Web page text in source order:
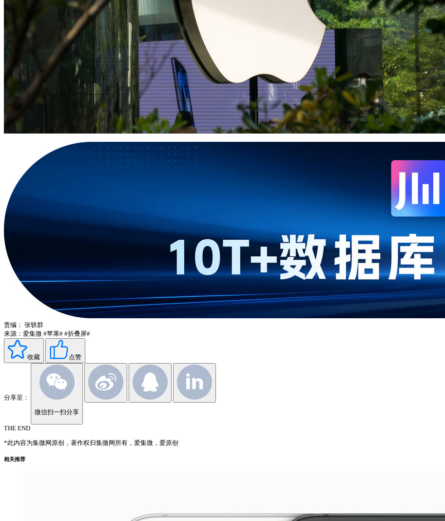
责编： 张轶群
来源：爱集微 #苹果# #折叠屏#
收藏 点赞
分享至：
微信扫一扫分享
THE END
*此内容为集微网原创，著作权归集微网所有，爱集微，爱原创
相关推荐